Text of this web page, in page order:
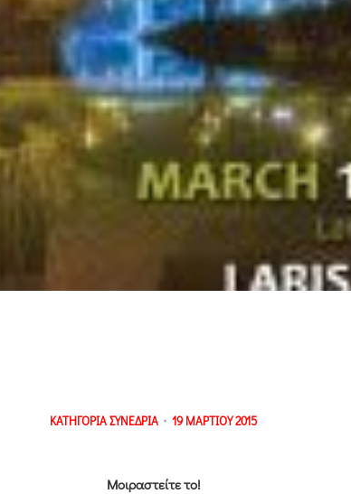
ΚΑΤΗΓΟΡΙΑΣΥΝΕΔΡΙΑ 19 ΜΑΡΤΙΟΥ 2015
Μοιραστείτε το!